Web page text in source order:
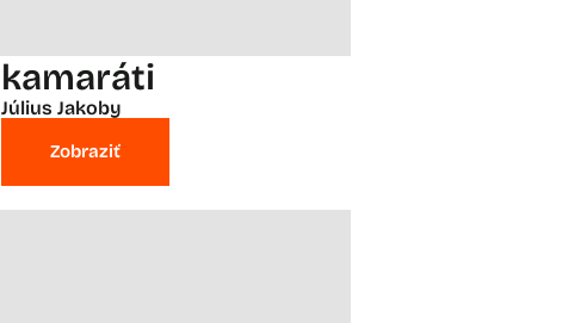
kamaráti
Július Jakoby
Zobraziť